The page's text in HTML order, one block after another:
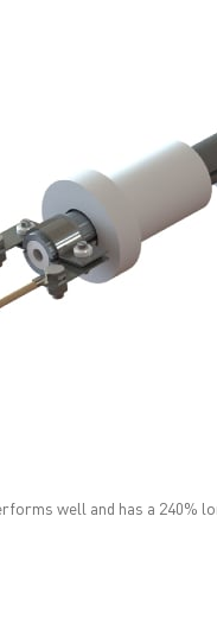
well and has a 240%